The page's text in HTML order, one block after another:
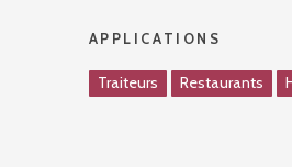
APPLICATIONS
Traiteurs Restaurants